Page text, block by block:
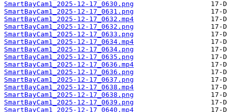
SmartBayCam1_2025-12-17_0630.png
SmartBayCam1_2025-12-17_0631.png
SmartBayCam1_2025-12-17_0632.mp4
SmartBayCam1_2025-12-17_0632.png
SmartBayCam1_2025-12-17_0633.png
SmartBayCam1_2025-12-17_0634.mp4
SmartBayCam1_2025-12-17_0634.png
SmartBayCam1_2025-12-17_0635.png
SmartBayCam1_2025-12-17_0636.mp4
SmartBayCam1_2025-12-17_0636.png
SmartBayCam1_2025-12-17_0637.png
SmartBayCam1_2025-12-17_0638.mp4
SmartBayCam1_2025-12-17_0638.png
SmartBayCam1_2025-12-17_0639.png
SmartBayCam1_2025-12-17_0640.mp4